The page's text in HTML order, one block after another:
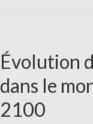
Évolution
dans le
2100